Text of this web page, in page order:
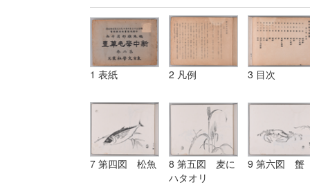
1 表紙 2 凡例 3 目次
7 第四図 松魚
8 第五図 麦に
ハタオリ
9 第六図 蟹